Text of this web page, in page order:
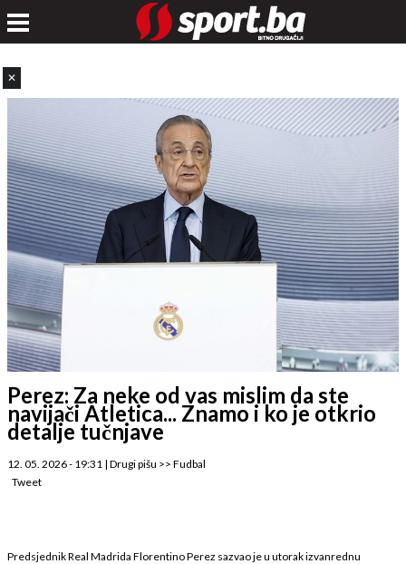
✕
Perez: Za neke od vas mislim da ste
navijači Atletica... Znamo i ko je otkrio
detalje tučnjave
12. 05. 2026 - 19:31 | Drugi pišu >> Fudbal
Tweet
Predsjednik Real Madrida Florentino Perez sazvao je u utorak izvanrednu